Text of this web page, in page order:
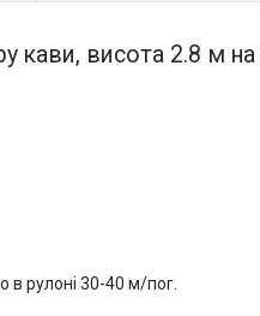
кави, висота 2.8 м
в рулоні 30-40 м/пог.